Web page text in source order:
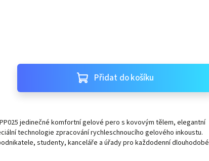
Přidat do košíku
jedinečné komfortní gelové pero s kovovým tělem, elegantní
technologie zpracování rychleschnoucího gelového inkoustu.
studenty, kanceláře a úřady pro každodenní dlouhodobé